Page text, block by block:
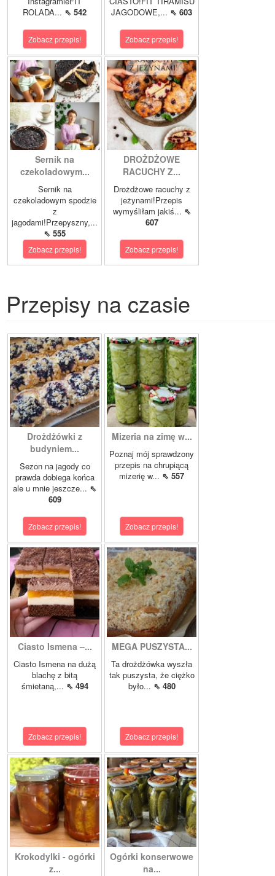
ROLADA... ⇖ 542
Zobacz przepis!
JAGODOWE,... ⇖ 603
Zobacz przepis!
Sernik na
czekoladowym...
Sernik na
czekoladowym spodzie
z
jagodami!Przepyszny,...
⇖ 555
Zobacz przepis!
DROŻDŻOWE
RACUCHY Z...
Drożdżowe racuchy z
jeżynami!Przepis
wymyśliłam jakiś... ⇖
607
Zobacz przepis!
Przepisy na czasie
Drożdżówki z
budyniem...
Sezon na jagody co
prawda dobiega końca
ale u mnie jeszcze... ⇖
609
Zobacz przepis!
Mizeria na zimę w...
Poznaj mój sprawdzony
przepis na chrupiącą
mizerię w... ⇖ 557
Zobacz przepis!
Ciasto Ismena –...
Ciasto Ismena na dużą
blachę z bitą
śmietaną,... ⇖ 494
Zobacz przepis!
MEGA PUSZYSTA...
Ta drożdżówka wyszła
tak puszysta, że ciężko
było... ⇖ 480
Zobacz przepis!
Krokodylki - ogórki
z...
Ogórki konserwowe
na...